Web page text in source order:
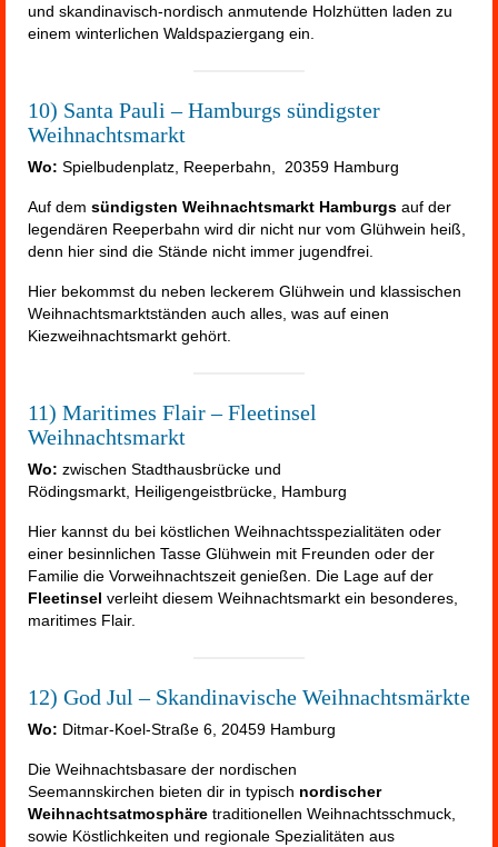
und skandinavisch-nordisch anmutende Holzhütten laden zu
einem winterlichen Waldspaziergang ein.
10) Santa Pauli – Hamburgs sündigster
Weihnachtsmarkt
Wo: Spielbudenplatz, Reeperbahn, 20359 Hamburg
Auf dem sündigsten Weihnachtsmarkt Hamburgs auf der
legendären Reeperbahn wird dir nicht nur vom Glühwein heiß,
denn hier sind die Stände nicht immer jugendfrei.
Hier bekommst du neben leckerem Glühwein und klassischen
Weihnachtsmarktständen auch alles, was auf einen
Kiezweihnachtsmarkt gehört.
11) Maritimes Flair – Fleetinsel
Weihnachtsmarkt
Wo: zwischen Stadthausbrücke und
Rödingsmarkt, Heiligengeistbrücke, Hamburg
Hier kannst du bei köstlichen Weihnachtsspezialitäten oder
einer besinnlichen Tasse Glühwein mit Freunden oder der
Familie die Vorweihnachtszeit genießen. Die Lage auf der
Fleetinsel verleiht diesem Weihnachtsmarkt ein besonderes,
maritimes Flair.
12) God Jul – Skandinavische Weihnachtsmärkte
Wo: Ditmar-Koel-Straße 6, 20459 Hamburg
Die Weihnachtsbasare der nordischen
Seemannskirchen bieten dir in typisch nordischer
Weihnachtsatmosphäre traditionellen Weihnachtsschmuck,
sowie Köstlichkeiten und regionale Spezialitäten aus